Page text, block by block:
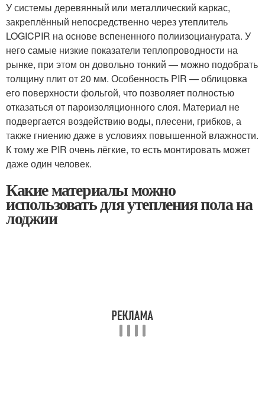
У системы деревянный или металлический каркас,
закреплённый непосредственно через утеплитель
LOGICPIR на основе вспененного полиизоцианурата. У
него самые низкие показатели теплопроводности на
рынке, при этом он довольно тонкий — можно подобрать
толщину плит от 20 мм. Особенность PIR — облицовка
его поверхности фольгой, что позволяет полностью
отказаться от пароизоляционного слоя. Материал не
подвергается воздействию воды, плесени, грибков, а
также гниению даже в условиях повышенной влажности.
К тому же PIR очень лёгкие, то есть монтировать может
даже один человек.
Какие материалы можно
использовать для утепления пола на
лоджии